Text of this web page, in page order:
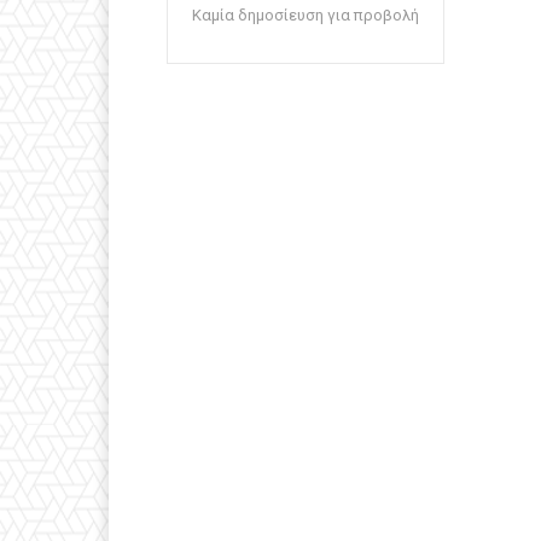
Καμία δημοσίευση για προβολή